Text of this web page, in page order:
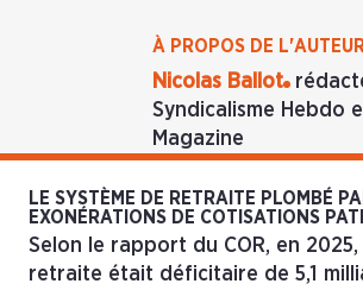
À PROPOS DE
Nicolas Ballot
Syndicalisme Hebdo
Magazine
LE SYSTÈME DE RETRAITE PLOMBÉ
EXONÉRATIONS DE COTISATIONS
Selon le rapport du COR, en
retraite était déficitaire de 5,1